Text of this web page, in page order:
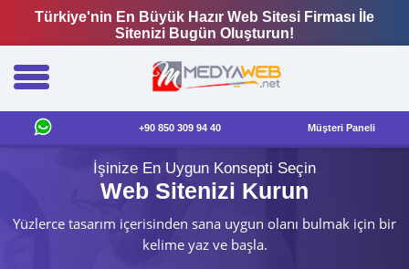
Türkiye'nin En Büyük Hazır Web Sitesi Firması İle
Sitenizi Bugün Oluşturun!
+90 850 309 94 40 Müşteri Paneli
İşinize En Uygun Konsepti Seçin
Web Sitenizi Kurun
Yüzlerce tasarım içerisinden sana uygun olanı bulmak için bir
kelime yaz ve başla.